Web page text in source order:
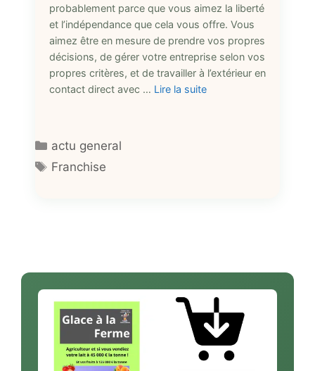
probablement parce que vous aimez la liberté
et l’indépendance que cela vous offre. Vous
aimez être en mesure de prendre vos propres
décisions, de gérer votre entreprise selon vos
propres critères, et de travailler à l’extérieur en
contact direct avec … Lire la suite
Catégories
actu general
Étiquettes
Franchise